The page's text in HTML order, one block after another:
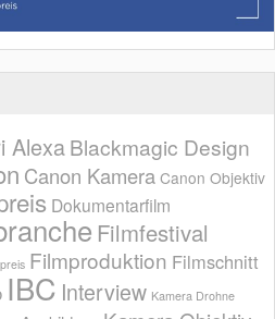
AlexaBlackmagic Design
Canon Kamera Canon Objektiv
Dokumentarfilm
Filmfestival
Filmproduktion Filmschnitt
IBC Interview Kamera Drohne